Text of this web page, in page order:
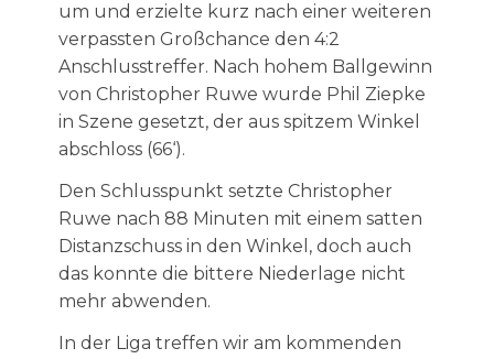
um und erzielte kurz nach einer weiteren
verpassten Großchance den 4:2
Anschlusstreffer. Nach hohem Ballgewinn
von Christopher Ruwe wurde Phil Ziepke
in Szene gesetzt, der aus spitzem Winkel
abschloss (66‘).
Den Schlusspunkt setzte Christopher
Ruwe nach 88 Minuten mit einem satten
Distanzschuss in den Winkel, doch auch
das konnte die bittere Niederlage nicht
mehr abwenden.
In der Liga treffen wir am kommenden